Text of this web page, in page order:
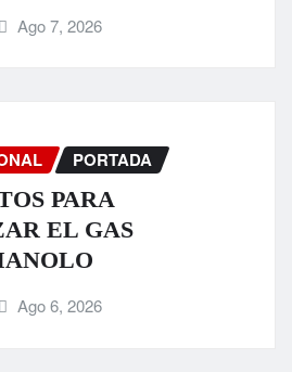
Ago 7, 2026
PORTADA
PARA
EL GAS
Ago 6, 2026